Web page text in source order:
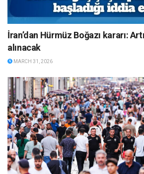
İran’dan Hürmüz Boğazı kararı:
alınacak
MARCH 31, 2026